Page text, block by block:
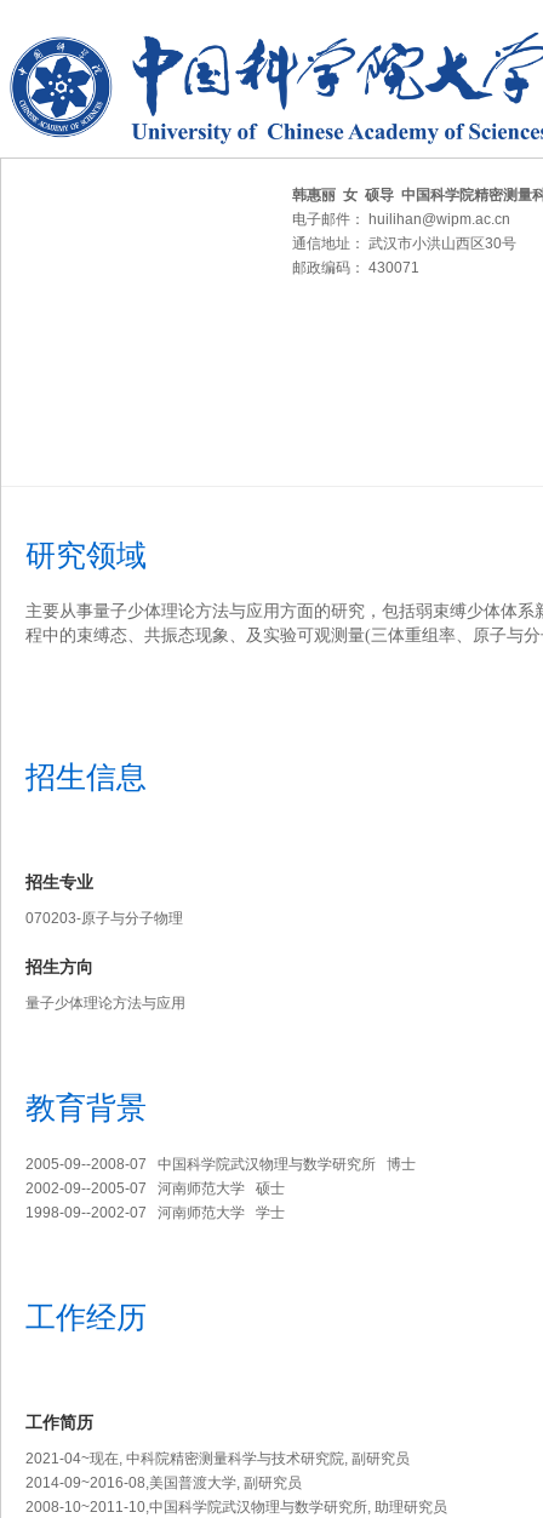
韩惠丽 女 硕导 中国科学院精密测量
电子邮件： huilihan@wipm.ac.cn
通信地址： 武汉市小洪山西区30号
邮政编码： 430071
研究领域
主要从事量子少体理论方法与应用方面的研究 ， 包括弱束缚少体体系
程中的束缚态、共振态现象、及实验可观测量(三体重组率、原子与
招生信息
招生专业
070203-原子与分子物理
招生方向
量子少体理论方法与应用
教育背景
2005-09--2008-07 中国科学院武汉物理与数学研究所 博士
2002-09--2005-07 河南师范大学 硕士
1998-09--2002-07 河南师范大学 学士
工作经历
工作简历
2021-04~现在, 中科院精密测量科学与技术研究院, 副研究员
2014-09~2016-08,美国普渡大学, 副研究员
2008-10~2011-10,中国科学院武汉物理与数学研究所, 助理研究员